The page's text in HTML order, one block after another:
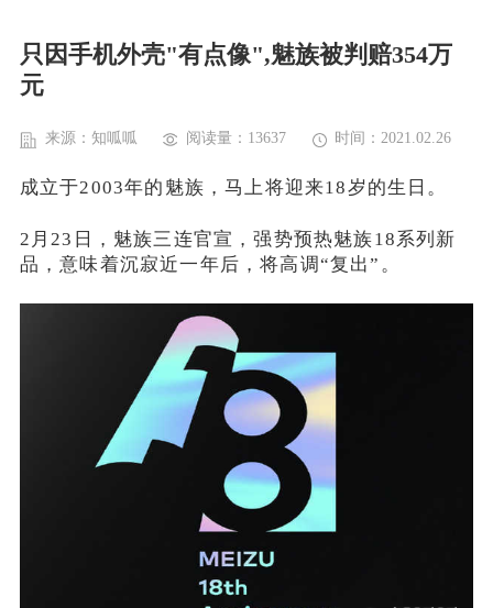
只因手机外壳"有点像",魅族被判赔354万
元
来源：知呱呱 阅读量：13637 时间：2021.02.26
成立于2003年的魅族，马上将迎来18岁的生日。
2月23日，魅族三连官宣，强势预热魅族18系列新
品，意味着沉寂近一年后，将高调“复出”。